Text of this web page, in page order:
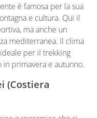
è famosa per la sua
e cultura. Qui il
ma anche un
mediterranea. Il clima
per il trekking
in primavera e autunno.
(Costiera